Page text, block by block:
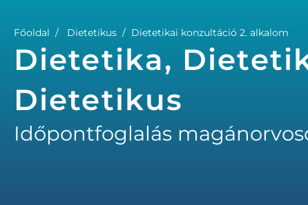
Főoldal Dietetikus Dietetikai konzultáció 2. alkalom
Dietetika,
Dietetikus
Időpontfoglalás